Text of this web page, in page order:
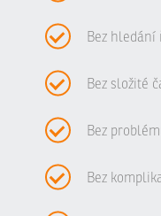
Bez
Bez složité
Bez
Bez